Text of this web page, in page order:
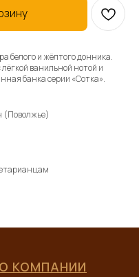
белого и жёлтого донника.
ванильной нотой и
банка серии «Сотка».
(Поволжье)
О КОМПАНИИ